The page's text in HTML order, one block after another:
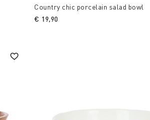
Country chic porcelain salad bowl
€ 19,90